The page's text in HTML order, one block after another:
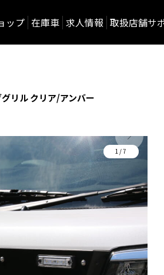
ップ 在庫車 求人情報 取扱店舗サ
リル クリア/アンバー
1/7